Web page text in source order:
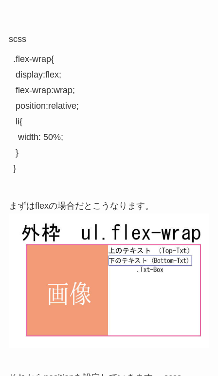
scss
.flex-wrap{
display:flex;
flex-wrap:wrap;
position:relative;
li{
  width: 50%;
}
}
まずはflexの場合だとこうなります。